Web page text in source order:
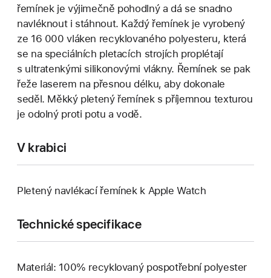
řemínek je výjimečně pohodlný a dá se snadno
navléknout i stáhnout. Každý řemínek je vyrobený
ze 16 000 vláken recyklovaného polyesteru, která
se na speciálních pletacích strojích proplétají
s ultratenkými silikonovými vlákny. Řemínek se pak
řeže laserem na přesnou délku, aby dokonale
seděl. Měkký pletený řemínek s příjemnou texturou
je odolný proti potu a vodě.
V krabici
Pletený navlékací řemínek k Apple Watch
Technické specifikace
Materiál: 100% recyklovaný pospotřební polyester